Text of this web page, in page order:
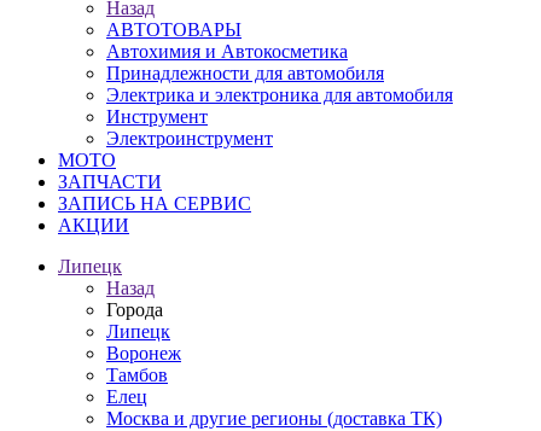
Назад
АВТОТОВАРЫ
Автохимия и Автокосметика
Принадлежности для автомобиля
Электрика и электроника для автомобиля
Инструмент
Электроинструмент
МОТО
ЗАПЧАСТИ
ЗАПИСЬ НА СЕРВИС
АКЦИИ
Липецк
Назад
Города
Липецк
Воронеж
Тамбов
Елец
Москва и другие регионы (доставка ТК)